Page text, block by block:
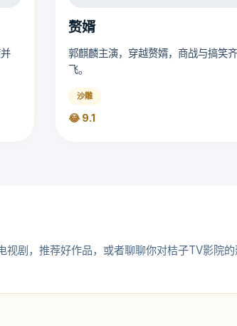
赘婿
郭麒麟主演，穿越赘婿，商战与搞笑齐
飞。
沙雕
😂 9.1
视剧，推荐好作品，或者聊聊你对桔子TV影院